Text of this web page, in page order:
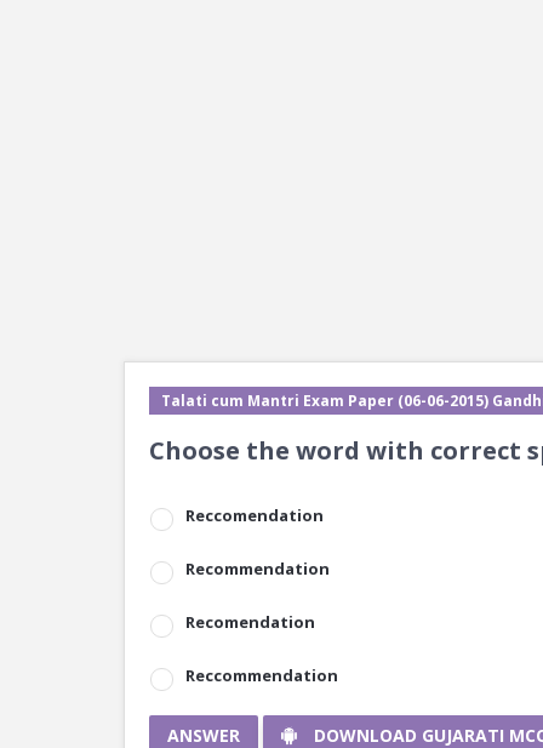
Talati cum Mantri Exam Paper (06-06-2015)
Choose the word with correct
Reccomendation
Recommendation
Recomendation
Reccommendation
ANSWER DOWNLOAD GUJARATI